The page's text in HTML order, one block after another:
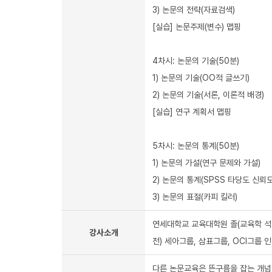
3) 논문의 전략(자료검색)
[실습] 논문주제(변수) 맵핑
4차시: 논문의 기술(50분)
1) 논문의 기술(OO적 글쓰기)
2) 논문의 기술(서론, 이론적 배경)
[실습] 연구 계획서 맵핑
5차시: 논문의 통계(50분)
1) 논문의 가설(연구 문제와 가설)
2) 논문의 통계(SPSS 타당도 신뢰
3) 논문의 표절(카피 킬러)
강사소개
연세대학교 교육대학원 졸(교육학
전) 세아그룹, 삼표그룹, OCI그룹
다른 논문교육은 뜬구름을 잡는 개